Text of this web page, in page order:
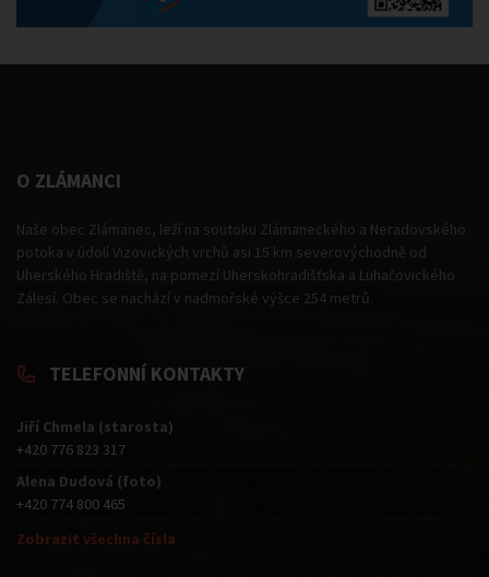
O ZLÁMANCI
Naše obec Zlámanec, leží na soutoku Zlámaneckého a Neradovského
potoka v údolí Vizovických vrchů asi 15 km severovýchodně od
Uherského Hradiště, na pomezí Uherskohradišťska a Luhačovického
Zálesí. Obec se nachází v nadmořské výšce 254 metrů.
TELEFONNÍ KONTAKTY
Jiří Chmela (starosta)
+420 776 823 317
Alena Dudová (foto)
+420 774 800 465
Zobrazit všechna čísla